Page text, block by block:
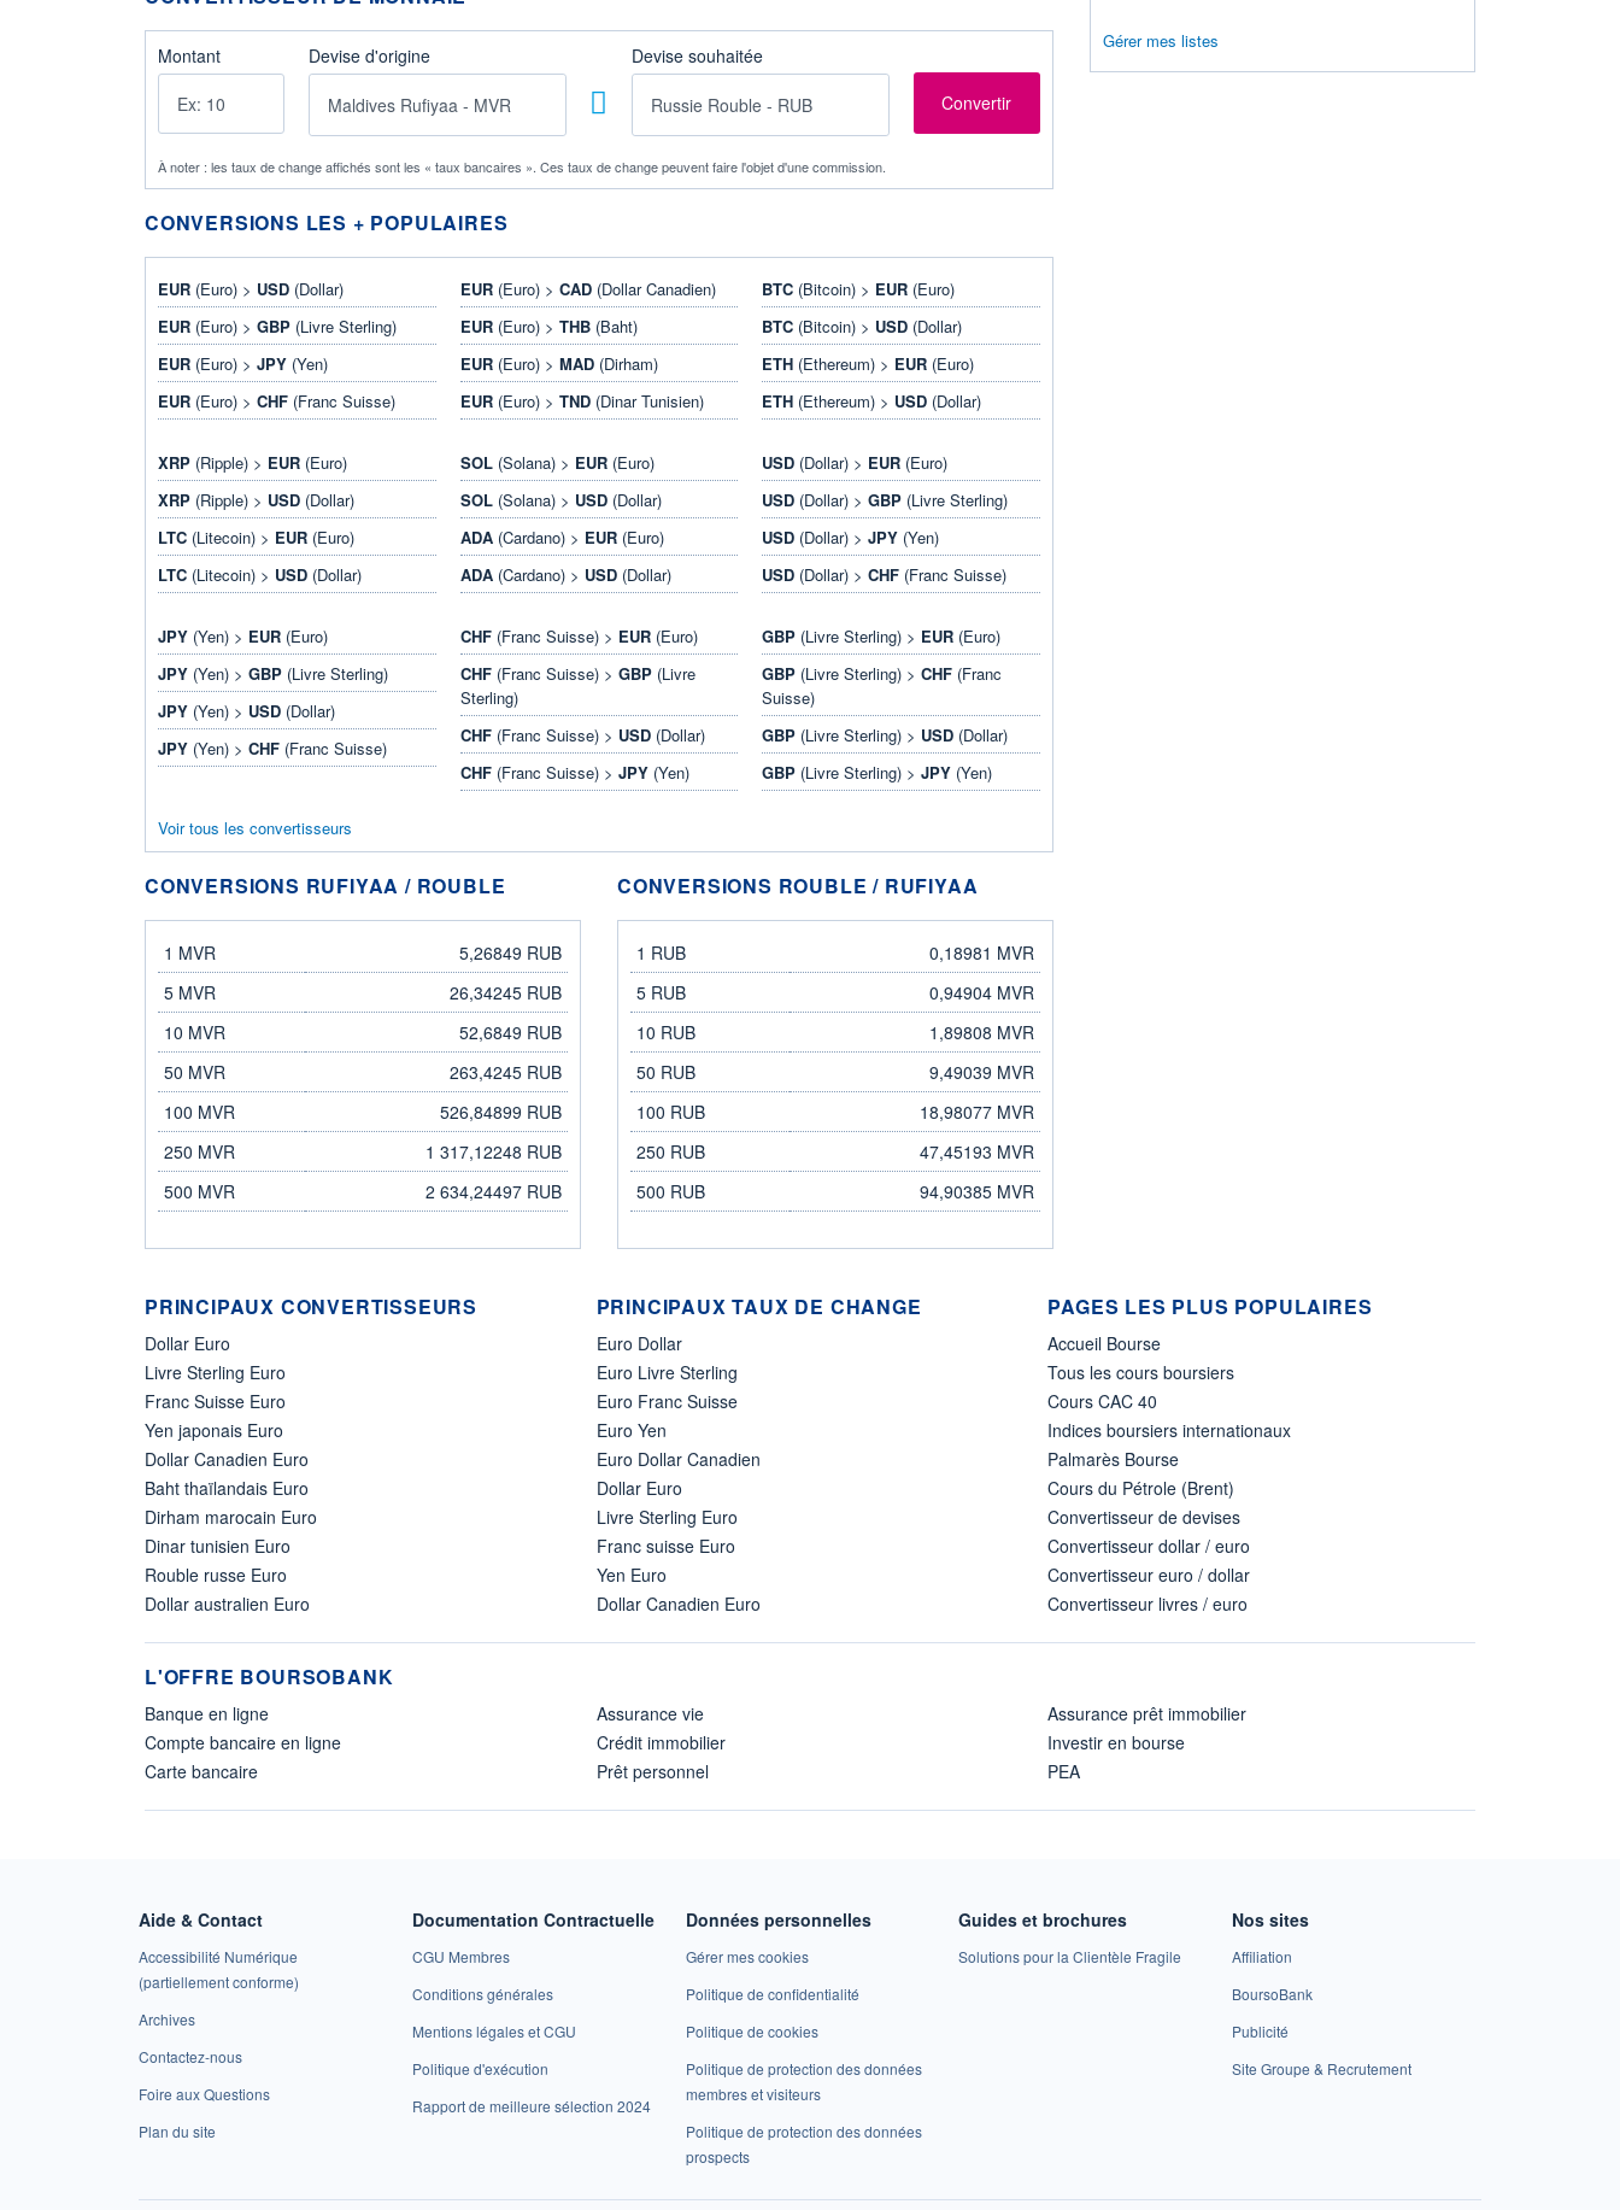
Montant Devise d'origine Devise souhaitée
À noter : les taux de change affichés sont les « taux bancaires ». Ces taux de change peuvent faire l'objet d'une commission.
CONVERSIONS LES + POPULAIRES
EUR (Euro) > USD (Dollar)
EUR (Euro) > GBP (Livre Sterling)
EUR (Euro) > JPY (Yen)
EUR (Euro) > CHF (Franc Suisse)
EUR(Euro) > CAD(Dollar Canadien)
EUR(Euro) > THB(Baht)
EUR(Euro) > MAD(Dirham)
EUR(Euro) > TND(Dinar Tunisien)
BTC (Bitcoin) > EUR (Euro)
BTC (Bitcoin) > USD (Dollar)
ETH (Ethereum) > EUR (Euro)
ETH (Ethereum) > USD (Dollar)
XRP (Ripple) > EUR (Euro)
XRP (Ripple) > USD (Dollar)
LTC (Litecoin) > EUR (Euro)
LTC (Litecoin) > USD (Dollar)
SOL(Solana) > EUR(Euro)
SOL(Solana) > USD(Dollar)
ADA(Cardano) > EUR(Euro)
ADA(Cardano) > USD(Dollar)
USD (Dollar) > EUR (Euro)
USD (Dollar) >GBP (Livre Sterling)
USD (Dollar) >JPY (Yen)
USD (Dollar) >CHF (Franc Suisse)
JPY (Yen) > EUR (Euro)
JPY (Yen) > GBP (Livre Sterling)
JPY (Yen) > USD (Dollar)
JPY (Yen) > CHF (Franc Suisse)
CHF(Franc Suisse) > EUR(Euro)
CHF(Franc Suisse) > GBP(Livre
Sterling)
CHF(Franc Suisse) > USD(Dollar)
CHF(Franc Suisse) > JPY(Yen)
GBP (Livre Sterling) > EUR (Euro)
GBP (Livre Sterling) >CHF (Franc
Suisse)
GBP (Livre Sterling) > USD (Dollar)
GBP (Livre Sterling) >JPY (Yen)
Voir tous les convertisseurs
CONVERSIONS RUFIYAA / ROUBLE
rufiyaa
rouble
1 MVR
5,26849 RUB
5 MVR
26,34245 RUB
10 MVR
52,6849 RUB
50 MVR
263,4245 RUB
100 MVR
526,84899 RUB
250 MVR
1 317,12248 RUB
500 MVR
2 634,24497 RUB
CONVERSIONS ROUBLE / RUFIYAA
rouble
rufiyaa
1 RUB
0,18981 MVR
5 RUB
0,94904 MVR
10 RUB
1,89808 MVR
50 RUB
9,49039 MVR
100 RUB
18,98077 MVR
250 RUB
47,45193 MVR
500 RUB
94,90385 MVR
Gérer mes listes
PRINCIPAUX CONVERTISSEURS
Dollar Euro
Livre Sterling Euro
Franc Suisse Euro
Yen japonais Euro
Dollar Canadien Euro
Baht thaïlandais Euro
Dirham marocain Euro
Dinar tunisien Euro
Rouble russe Euro
Dollar australien Euro
PRINCIPAUX TAUX DE CHANGE
Euro Dollar
Euro Livre Sterling
Euro Franc Suisse
Euro Yen
Euro Dollar Canadien
Dollar Euro
Livre Sterling Euro
Franc suisse Euro
Yen Euro
Dollar Canadien Euro
PAGES LES PLUS POPULAIRES
Accueil Bourse
Tous les cours boursiers
Cours CAC 40
Indices boursiers internationaux
Palmarès Bourse
Cours du Pétrole (Brent)
Convertisseur de devises
Convertisseur dollar / euro
Convertisseur euro / dollar
Convertisseur livres / euro
L'OFFRE BOURSOBANK
Banque en ligne
Compte bancaire en ligne
Carte bancaire
Assurance vie
Crédit immobilier
Prêt personnel
Assurance prêt immobilier
Investir en bourse
PEA
Aide & Contact
Accessibilité Numérique
(partiellement conforme)
Archives
Contactez-nous
Foire aux Questions
Plan du site
Documentation Contractuelle
CGU Membres
Conditions générales
Mentions légales et CGU
Politique d'exécution
Rapport de meilleure sélection 2024
Données personnelles
Gérer mes cookies
Politique de confidentialité
Politique de cookies
Politique de protection des données
membres et visiteurs
Politique de protection des données
prospects
Guides et brochures
Solutions pour la Clientèle Fragile
Nos sites
Affiliation
BoursoBank
Publicité
Site Groupe & Recrutement